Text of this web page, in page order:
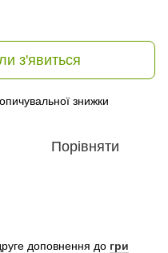
з'явиться
знижки
Порівняти
доповнення до гри